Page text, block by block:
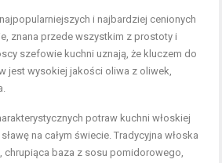
i najbardziej cenionych
znana przede wszystkim z prostoty i
szefowie kuchni uznają, że kluczem do
jest wysokiej jakości oliwa z oliwek,
potraw kuchni włoskiej
na całym świecie. Tradycyjna włoska
chrupiąca baza z sosu pomidorowego,